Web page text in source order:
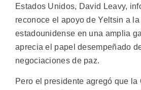
Estados Unidos, David Leavy,
reconoce el apoyo de Yeltsin a
estadounidense en una amplia
aprecia el papel desempeñado
negociaciones de paz.
Pero el presidente agregó que la